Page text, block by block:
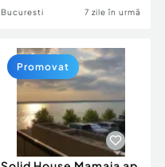
Bucuresti 7 zile în urmă
Promovat